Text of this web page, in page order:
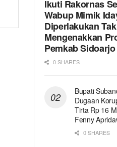
Ikuti Rakornas
Wabup Mimik
Diperlakukan Tak
Mengenakkan
Pemkab Sidoarjo
0 SHARES
Bupati
Dugaan
Tirta Rp 16
Fenny
0 SHARES